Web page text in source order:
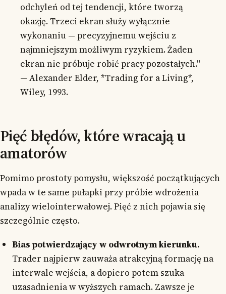
odchyleń od tej tendencji, które tworzą
okazję. Trzeci ekran służy wyłącznie
wykonaniu — precyzyjnemu wejściu z
najmniejszym możliwym ryzykiem. Żaden
ekran nie próbuje robić pracy pozostałych."
— Alexander Elder, *Trading for a Living*,
Wiley, 1993.
Pięć błędów, które wracają u
amatorów
Pomimo prostoty pomysłu, większość początkujących
wpada w te same pułapki przy próbie wdrożenia
analizy wielointerwałowej. Pięć z nich pojawia się
szczególnie często.
Bias potwierdzający w odwrotnym kierunku.
Trader najpierw zauważa atrakcyjną formację na
interwale wejścia, a dopiero potem szuka
uzasadnienia w wyższych ramach. Zawsze je